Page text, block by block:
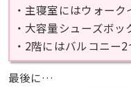
・主寝室にはウォーク
・大容量シューズボ
・2階にはバルコニー2
最後に…